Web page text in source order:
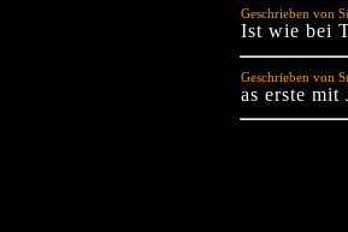
Geschrieben von
Ist wie bei
Geschrieben von
as erste mit